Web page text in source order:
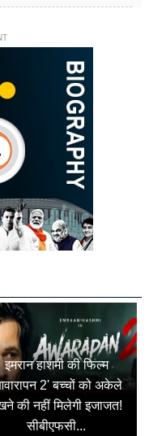
इमरान हाशमी की फिल्म
2' बच्चों को अकेले
की नहीं मिलेगी इजाजत!
सीबीएफसी...